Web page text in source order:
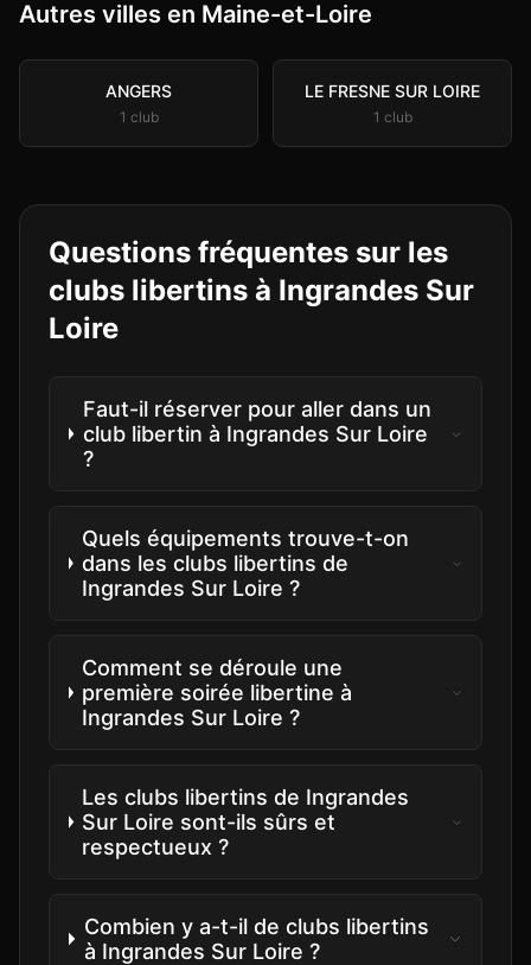
Autres villes en Maine-et-Loire
ANGERS
1 club
LE FRESNE SUR LOIRE
1 club
Questions fréquentes sur les
clubs libertins à Ingrandes Sur
Loire
Faut-il réserver pour aller dans un
club libertin à Ingrandes Sur Loire
?
Quels équipements trouve-t-on
dans les clubs libertins de
Ingrandes Sur Loire ?
Comment se déroule une
première soirée libertine à
Ingrandes Sur Loire ?
Les clubs libertins de Ingrandes
Sur Loire sont-ils sûrs et
respectueux ?
Combien y a-t-il de clubs libertins
à Ingrandes Sur Loire ?